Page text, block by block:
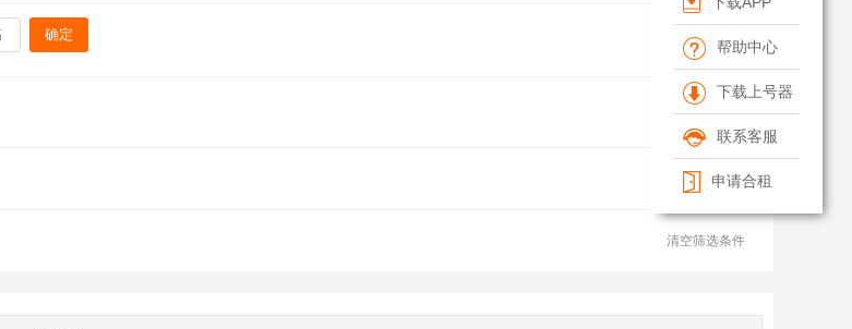
帮助中心
下载上号器
联系客服
申请合租
确定
清空筛选条件